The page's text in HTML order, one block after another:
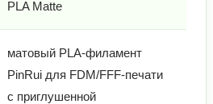
PLA Matte
матовый PLA-филамент
PinRui для FDM/FFF-печати
с приглушенной